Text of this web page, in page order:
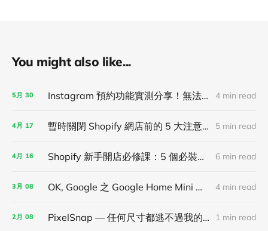
You might also like...
5月 30 Instagram 預約功能實測分享！無法自動排程，只能半自動管理預約！ 4 min read
4月 17 暫時關閉 Shopify 網店前的 5 大注意事項！ 5 min read
4月 16 Shopify 新手開店必修課：5 個必裝軟體推薦！ 6 min read
3月 08 OK, Google 之 Google Home Mini 開箱使用心得！ 4 min read
2月 08 PixelSnap — 任何尺寸都逃不過我的法眼 1 min read